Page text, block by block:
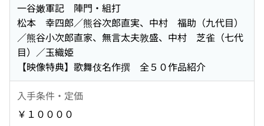
一谷嫩軍記 陣門・組打
松本 幸四郎／熊谷次郎直実、中村 福助（九代目）
／熊谷小次郎直家、無言太夫敦盛、中村 芝雀（七代
目）／玉織姫
【映像特典】歌舞伎名作撰 全５０作品紹介
入手条件・定価
￥１００００